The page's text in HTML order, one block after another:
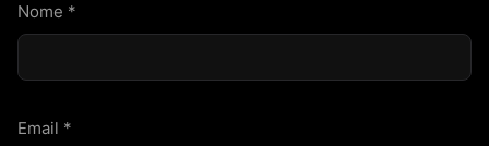
Nome *
Email *